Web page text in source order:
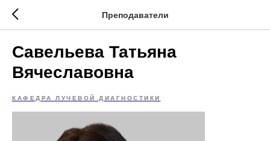
Преподаватели
Савельева Татьяна
Вячеславовна
КАФЕДРА ЛУЧЕВОЙ ДИАГНОСТИКИ